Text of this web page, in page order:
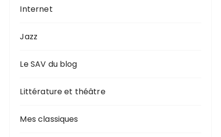
Internet
Jazz
Le SAV du blog
Littérature et théâtre
Mes classiques